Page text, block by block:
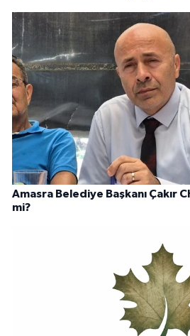
Amasra Belediye Başkanı Çakır
mi?